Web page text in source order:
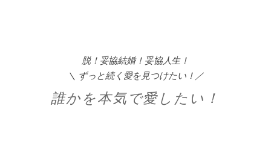
脱！妥協結婚！妥協人生！
＼ ずっと続く愛を見つけたい！／
誰かを本気で愛したい！